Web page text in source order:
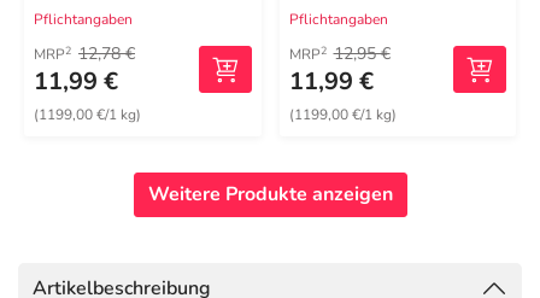
Pflichtangaben
MRP2 12,78 €
11,99 €
(1199,00 €/1 kg)
Pflichtangaben
MRP2 12,95 €
11,99 €
(1199,00 €/1 kg)
Weitere Produkte anzeigen
Artikelbeschreibung